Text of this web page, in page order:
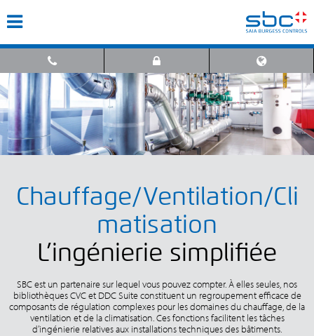
Chauffage/Ventilation/Cli
matisation
L’ingénierie simplifiée
SBC est un partenaire sur lequel vous pouvez compter. À elles seules, nos
bibliothèques CVC et DDC Suite constituent un regroupement efficace de
composants de régulation complexes pour les domaines du chauffage, de la
ventilation et de la climatisation. Ces fonctions facilitent les tâches
d’ingénierie relatives aux installations techniques des bâtiments.